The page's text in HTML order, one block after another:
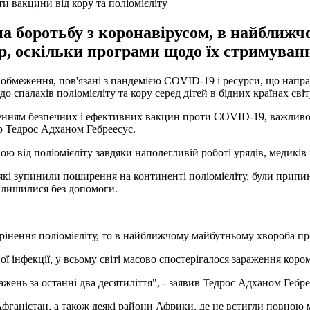
від кору та поліомієліту
боротьбу з коронавірусом, в
оскільки програми щодо їх
пов'язані з пандемією COVID-19 і ресурси, що
поліомієліту та кору серед дітей в бідних країнах
безпечних і ефективних вакцин проти COVID-19,
Тедрос Адханом Гебреесус.
поліомієліту завдяки наполегливій роботі урядів, медиків
зупинили поширення на континенті поліомієліту, були
без допомоги.
поліомієліту, то в найближчому майбутньому хвороба
у всьому світі масово спостерігалося зараження
за останні два десятиліття", - заявив Тедрос Адханом
а також деякі райони Африки, де не встигли